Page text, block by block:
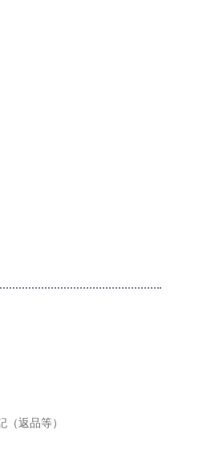
返品等）